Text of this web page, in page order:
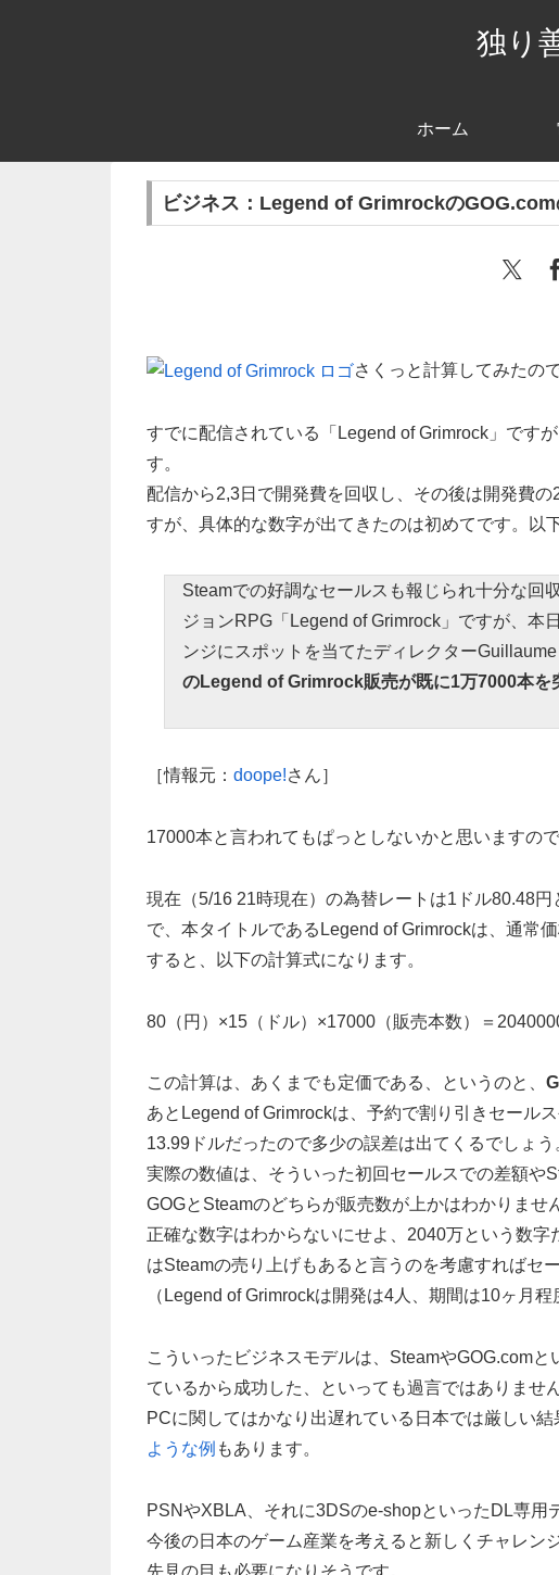
独り
ホーム
ビジネス：Legend of Grimrockの
さくっと計算してみたので
すでに配信されている「Legend of Grimrock」です
す。
配信から2,3日で開発費を回収し、その後は開発費
すが、具体的な数字が出てきたのは初めてです。以
Steamでの好調なセールスも報じられ十分な回
ジョンRPG「Legend of Grimrock」ですが、本
ンジにスポットを当てたディレクター
のLegend of Grimrock販売が既に1万7000本を
［情報元： doope!さん］
17000本と言われてもぱっとしないかと思いますの
現在（5/16 21時現在）の為替レートは1ドル80.48
で、本タイトルであるLegend of Grimrockは、通常
すると、以下の計算式になります。
80（円）×15（ドル）×17000（販売本数）＝
この計算は、あくまでも定価である、というのと、
あとLegend of Grimrockは、予約で割り引きセール
13.99ドルだったので多少の誤差は出てくるでしょう
実際の数値は、そういった初回セールスでの差額や
GOGとSteamのどちらが販売数が上かはわかりませ
正確な数字はわからないにせよ、2040万という数字
はSteamの売り上げもあると言うのを考慮すればセ
（Legend of Grimrockは開発は4人、期間は10ヶ月
こういったビジネスモデルは、SteamやGOG.com
ているから成功した、といっても過言ではありませ
PCに関してはかなり出遅れている日本では厳しい
ような例 もあります。
PSNやXBLA、それに3DSのe-shopといったDL専用
今後の日本のゲーム産業を考えると新しくチャレン
先見の目も必要になりそうです。